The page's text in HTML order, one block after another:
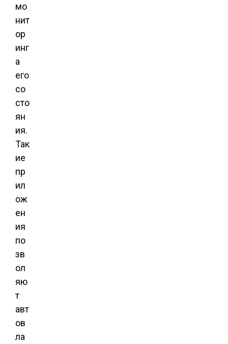
мо
нит
ор
инг
а
его
со
сто
ян
ия.
Так
ие
пр
ил
ож
ен
ия
по
зв
ол
яю
т
авт
ов
ла